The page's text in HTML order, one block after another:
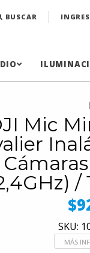
BUSCAR
Mic
SKU:
MÁS